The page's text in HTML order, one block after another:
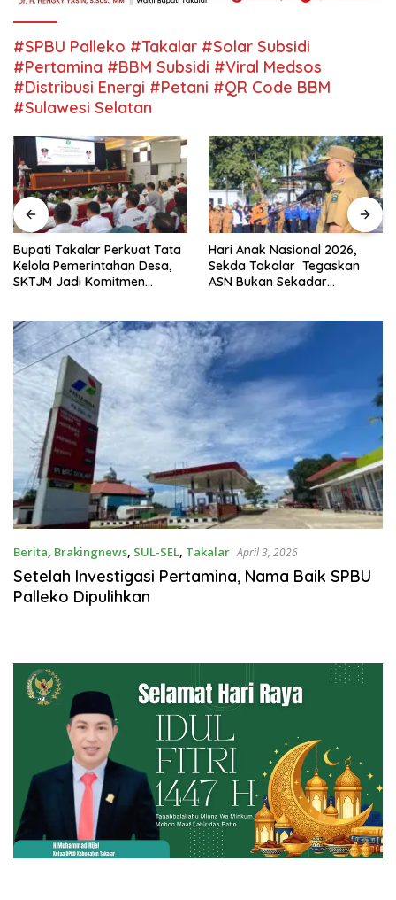
#SPBU Palleko #Takalar #Solar Subsidi
#Pertamina #BBM Subsidi #Viral Medsos
#Distribusi Energi #Petani #QR Code BBM
#Sulawesi Selatan
Bupati Takalar Perkuat Tata
Kelola Pemerintahan Desa,
SKTJM Jadi Komitmen
Hari Anak Nasional 2026,
Sekda Takalar Tegaskan
ASN Bukan Sekadar
Berita, Brakingnews, SUL-SEL, Takalar April 3, 2026
Setelah Investigasi Pertamina, Nama Baik SPBU
Palleko Dipulihkan